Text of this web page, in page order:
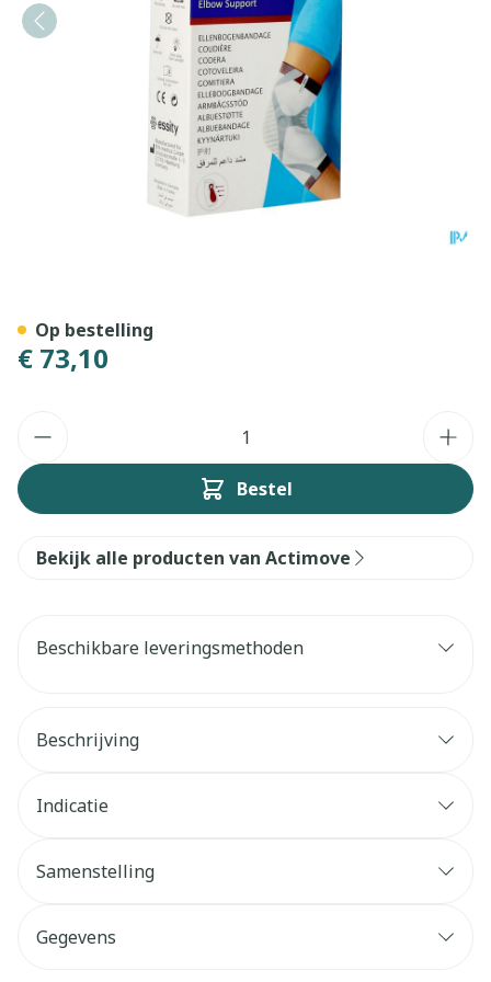
€ 73,10
Bestel
Op bestelling
Bekijk alle producten van Actimove
Beschikbare leveringsmethoden
Beschrijving
Indicatie
Samenstelling
Gegevens